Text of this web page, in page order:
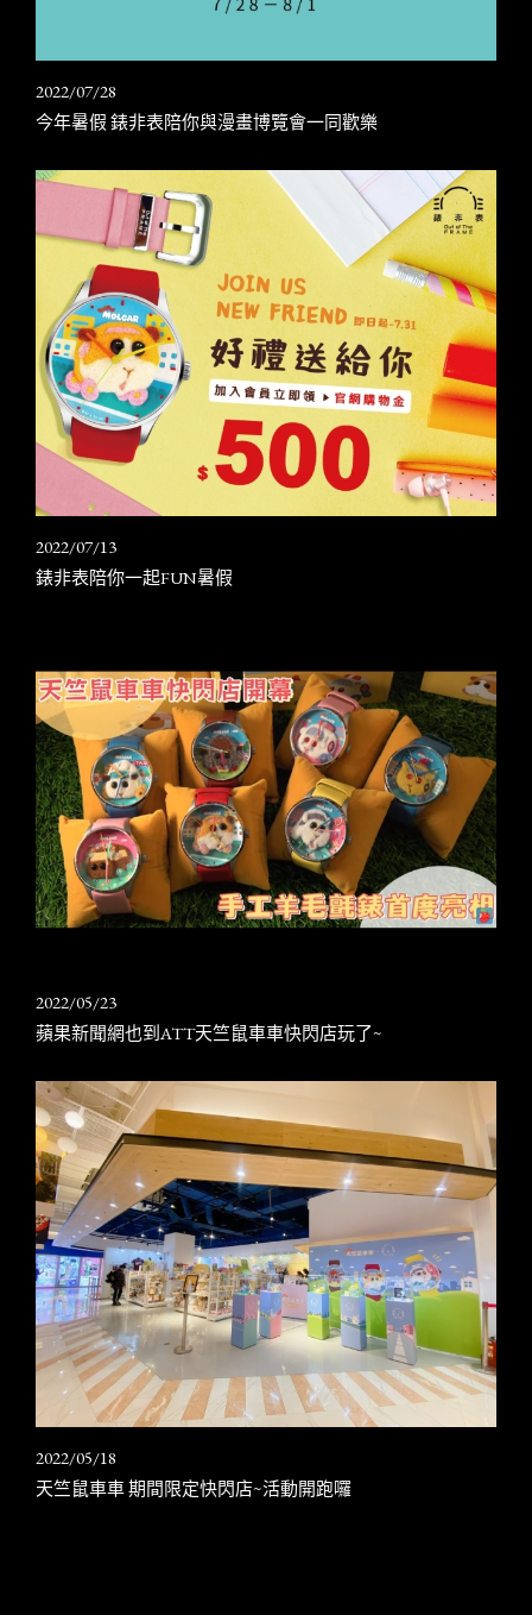
2022/07/28
今年暑假 錶非表陪你與漫畫博覽會一同歡樂
2022/07/13
錶非表陪你一起FUN暑假
2022/05/23
蘋果新聞網也到ATT天竺鼠車車快閃店玩了~
2022/05/18
天竺鼠車車 期間限定快閃店~活動開跑囉